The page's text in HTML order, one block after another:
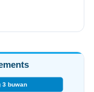
kategorya